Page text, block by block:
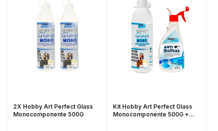
2X Hobby Art Perfect Glass
Monocomponente 500G
Kit Hobby Art Perfect Glass
Monocomponente 500G +